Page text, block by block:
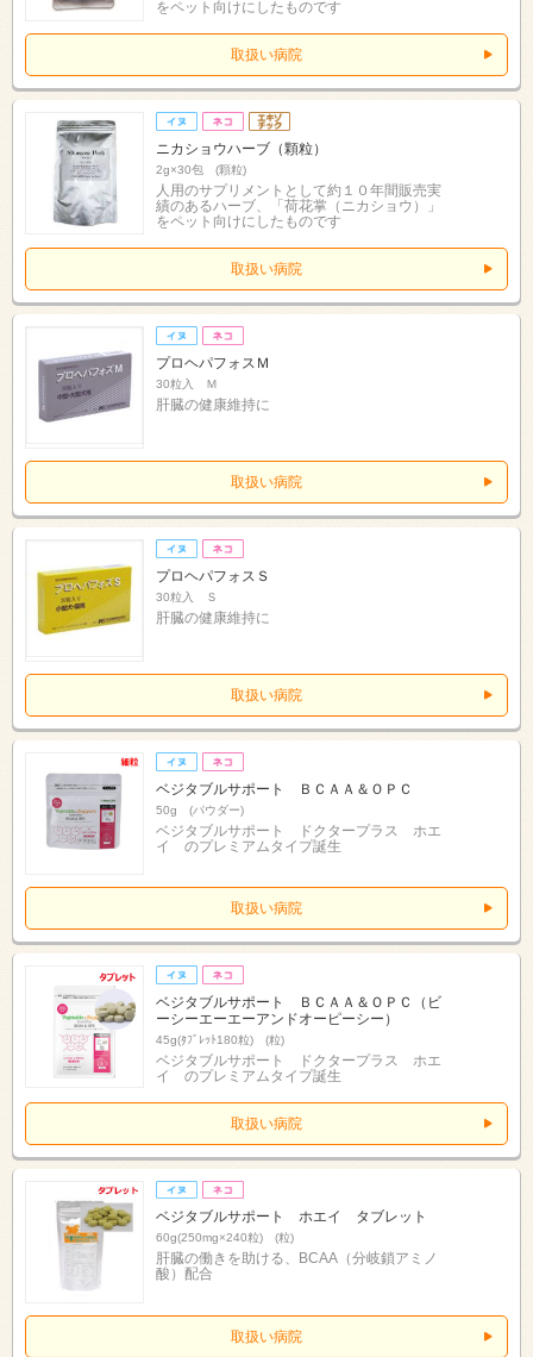
をペット向けにしたものです
取扱い病院
ニカショウハーブ（顆粒）
2g×30包 (顆粒)
人用のサプリメントとして約１０年間販売実
績のあるハーブ、「荷花掌（ニカショウ）」
をペット向けにしたものです
取扱い病院
プロヘパフォスＭ
30粒入 Ｍ
肝臓の健康維持に
取扱い病院
プロヘパフォスＳ
30粒入 Ｓ
肝臓の健康維持に
取扱い病院
ベジタブルサポート ＢＣＡＡ＆ＯＰＣ
50g (パウダー)
ベジタブルサポート ドクタープラス ホエ
イ のプレミアムタイプ誕生
取扱い病院
ベジタブルサポート ＢＣＡＡ＆ＯＰＣ（ビ
ーシーエーエーアンドオーピーシー）
45g(ﾀﾌﾞﾚｯﾄ180粒) (粒)
ベジタブルサポート ドクタープラス ホエ
イ のプレミアムタイプ誕生
取扱い病院
ベジタブルサポート ホエイ タブレット
60g(250mg×240粒) (粒)
肝臓の働きを助ける、BCAA（分岐鎖アミノ
酸）配合
取扱い病院